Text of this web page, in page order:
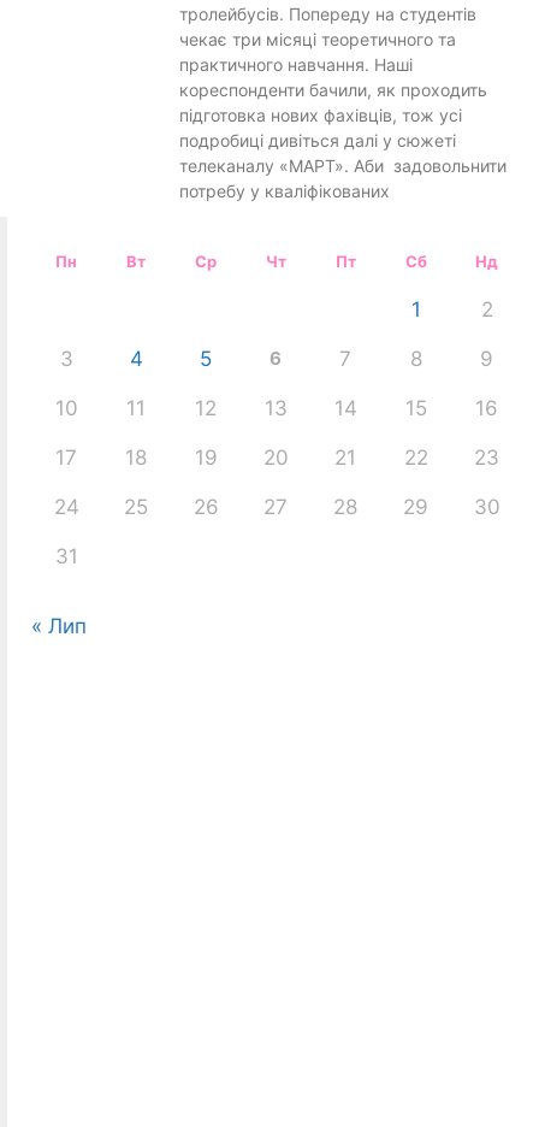
тролейбусів. Попереду на студентів
чекає три місяці теоретичного та
практичного навчання. Наші
кореспонденти бачили, як проходить
підготовка нових фахівців, тож усі
подробиці дивіться далі у сюжеті
телеканалу «МАРТ». Аби задовольнити
потребу у кваліфікованих
Пн Вт Ср Чт Пт Сб Нд
1 2
3 4 5 6 7 8 9
10 11 12 13 14 15 16
17 18 19 20 21 22 23
24 25 26 27 28 29 30
31
« Лип